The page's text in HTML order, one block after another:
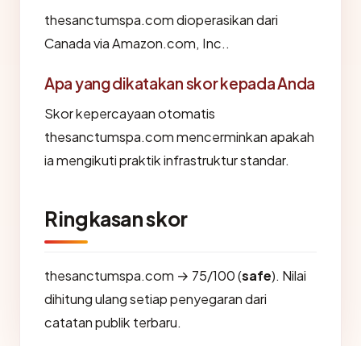
thesanctumspa.com dioperasikan dari
Canada via Amazon.com, Inc..
Apa yang dikatakan skor kepada Anda
Skor kepercayaan otomatis
thesanctumspa.com mencerminkan apakah
ia mengikuti praktik infrastruktur standar.
Ringkasan skor
thesanctumspa.com → 75/100 (safe). Nilai
dihitung ulang setiap penyegaran dari
catatan publik terbaru.